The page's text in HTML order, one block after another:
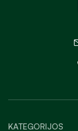
KATEGORIJOS